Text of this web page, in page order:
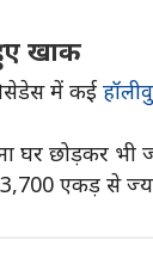
खाक
में कई
घर छोड़कर भी
एकड़ से